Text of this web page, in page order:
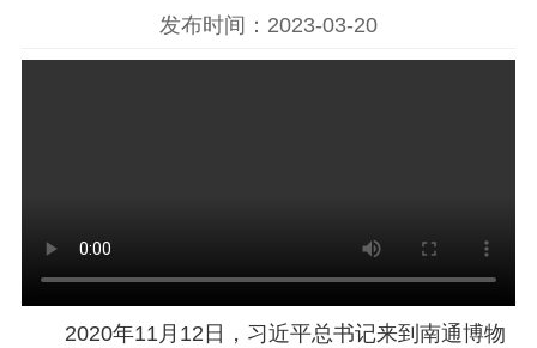
发布时间：2023-03-20
2020年11月12日，习近平总书记来到南通博物